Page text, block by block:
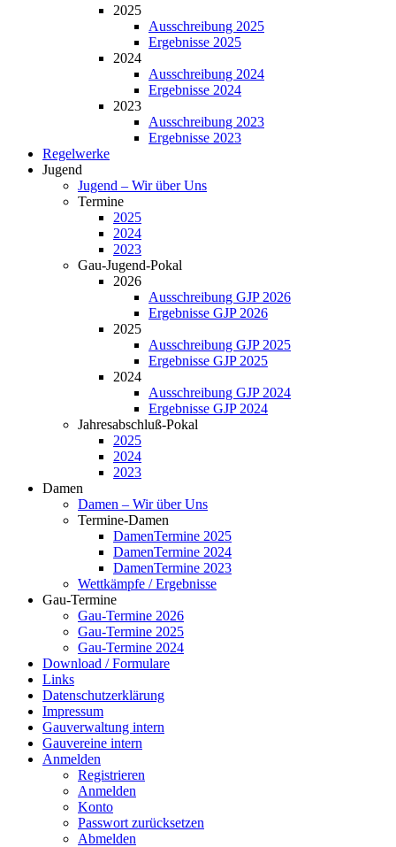
2025
Ausschreibung 2025
Ergebnisse 2025
2024
Ausschreibung 2024
Ergebnisse 2024
2023
Ausschreibung 2023
Ergebnisse 2023
Regelwerke
Jugend
Jugend – Wir über Uns
Termine
2025
2024
2023
Gau-Jugend-Pokal
2026
Ausschreibung GJP 2026
Ergebnisse GJP 2026
2025
Ausschreibung GJP 2025
Ergebnisse GJP 2025
2024
Ausschreibung GJP 2024
Ergebnisse GJP 2024
Jahresabschluß-Pokal
2025
2024
2023
Damen
Damen – Wir über Uns
Termine-Damen
DamenTermine 2025
DamenTermine 2024
DamenTermine 2023
Wettkämpfe / Ergebnisse
Gau-Termine
Gau-Termine 2026
Gau-Termine 2025
Gau-Termine 2024
Download / Formulare
Links
Datenschutzerklärung
Impressum
Gauverwaltung intern
Gauvereine intern
Anmelden
Registrieren
Anmelden
Konto
Passwort zurücksetzen
Abmelden